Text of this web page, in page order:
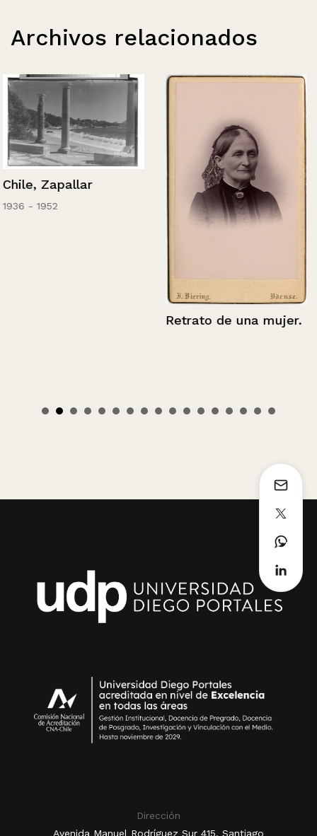
Archivos relacionados
Chile, Zapallar
1936 - 1952
Retrato de una mujer.
Dirección
Avenida Manuel Rodríguez Sur 415, Santiago